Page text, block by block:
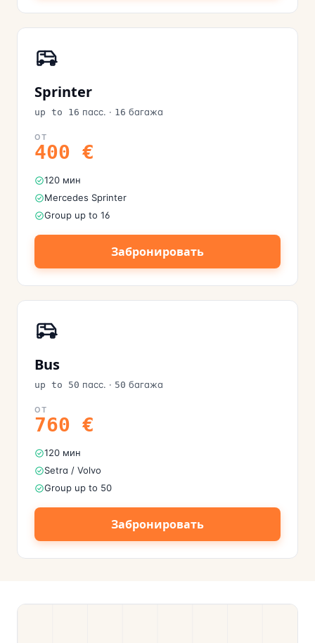
Sprinter
up to 16 пасс. · 16 багажа
ОТ
400 €
120 мин
Mercedes Sprinter
Group up to 16
Забронировать
Bus
up to 50 пасс. · 50 багажа
ОТ
760 €
120 мин
Setra / Volvo
Group up to 50
Забронировать